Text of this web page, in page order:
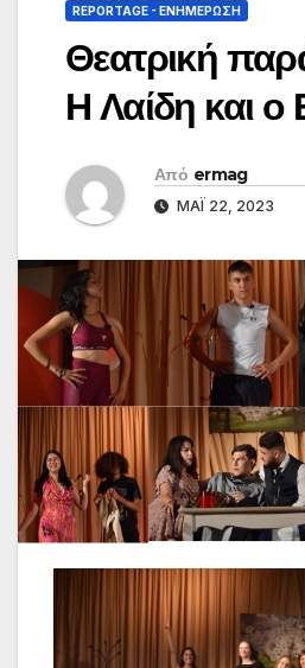
REPORTAGE - EΝΗΜΈΡΩΣΗ
Θεατρική
Η Λαίδη και
Από ermag
ΜΆΙ 22, 2023